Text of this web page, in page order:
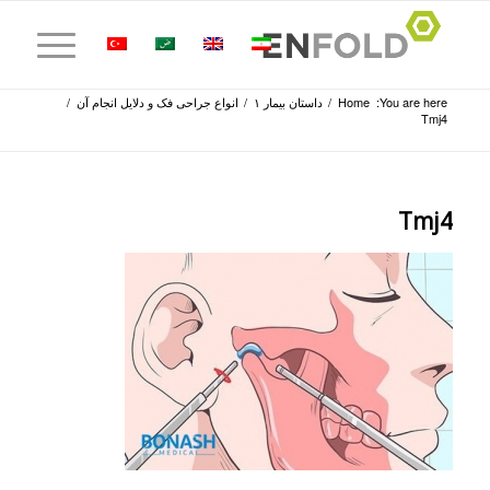
You are here:
Home
/ داستان بیمار ۱ / انواع جراحی فک و دلایل انجام آن /
Tmj4
Tmj4